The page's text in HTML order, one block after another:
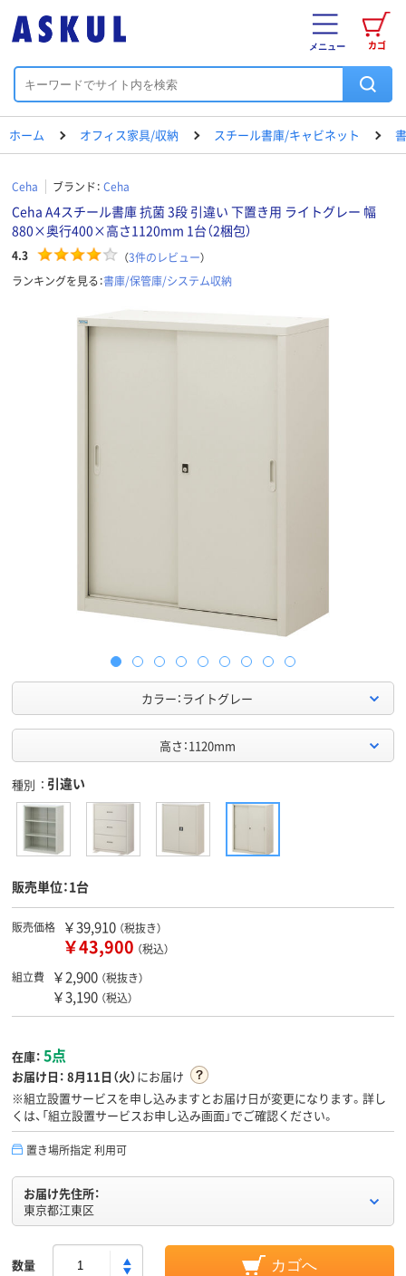
カゴ
メニュー
ホーム オフィス家具/収納 スチール書庫/キャビネット
Ceha ブランド： Ceha
Ceha A4スチール書庫 抗菌 3段 引違い 下置き用 ライトグレー 幅
880×奥行400×高さ1120mm 1台（2梱包）
4.3 （3件のレビュー）
ランキングを見る：書庫/保管庫/システム収納
カラー：ライトグレー
高さ：1120mm
種別 引違い
販売単位：1台
販売価格 ￥39,910 （税抜き）
￥43,900 （税込）
組立費
￥2,900 （税抜き）
￥3,190 （税込）
在庫： 5点
お届け日： 8月11日（火）にお届け
※組立設置サービスを申し込みますとお届け日が変更になります。詳し
くは、「組立設置サービスお申し込み画面」でご確認ください。
置き場所指定 利用可
お届け先住所：
東京都江東区
数量 カゴへ